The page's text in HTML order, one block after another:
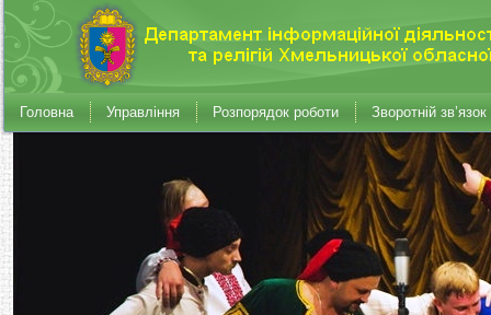
Головна Управління Розпорядок роботи Зворотній зв’язок